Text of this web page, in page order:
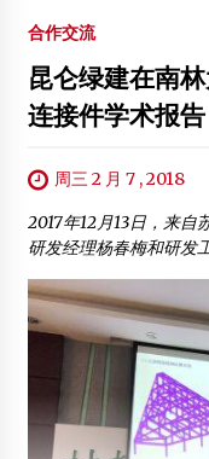
合作交流
昆仑绿建在南
连接件学术报告
周三 2 月 7 , 2018
2017年12月13日，来自
研发经理杨春梅和研发